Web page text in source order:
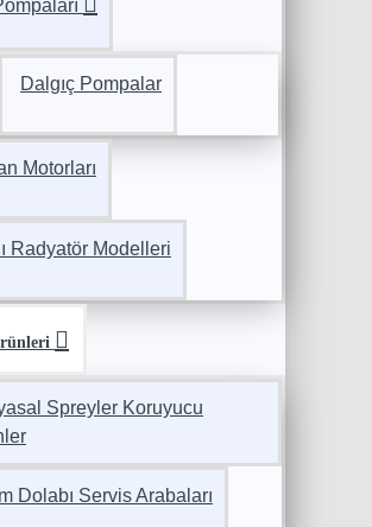
Dalgıç Pompalar
Motorları
Radyatör Modelleri
Spreyler Koruyucu
Dolabı Servis Arabaları